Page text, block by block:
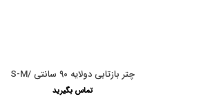
چتر بازتابی دولایه ۹۰ سانتی /S-M
تماس بگیرید